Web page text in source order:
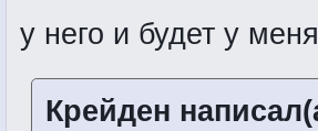
у него и будет у
Крейден